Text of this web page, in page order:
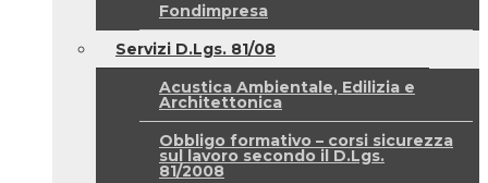
Fondimpresa
Servizi D.Lgs. 81/08
Acustica Ambientale, Edilizia e
Architettonica
Obbligo formativo – corsi sicurezza
sul lavoro secondo il D.Lgs.
81/2008